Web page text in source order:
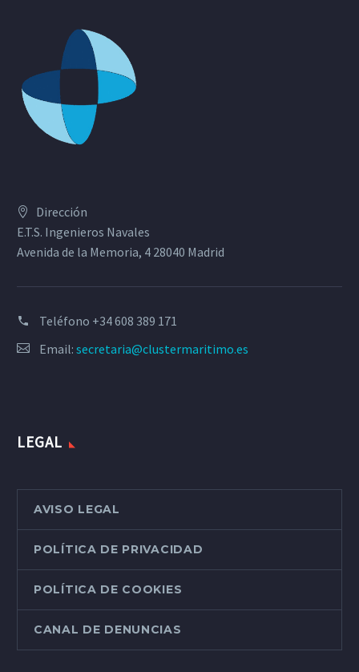
Dirección
E.T.S. Ingenieros Navales
Avenida de la Memoria, 4 28040 Madrid
Teléfono +34 608 389 171
Email: secretaria@clustermaritimo.es
LEGAL
AVISO LEGAL
POLÍTICA DE PRIVACIDAD
POLÍTICA DE COOKIES
CANAL DE DENUNCIAS